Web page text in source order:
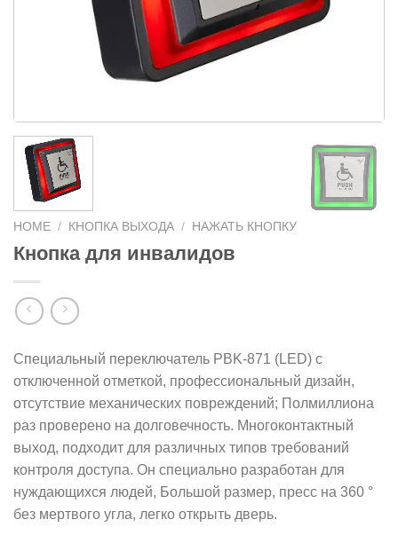
HOME / КНОПКА ВЫХОДА / НАЖАТЬ КНОПКУ
Кнопка для инвалидов
Специальный переключатель PBK-871 (LED) с
отключенной отметкой, профессиональный дизайн,
отсутствие механических повреждений; Полмиллиона
раз проверено на долговечность. Многоконтактный
выход, подходит для различных типов требований
контроля доступа. Он специально разработан для
нуждающихся людей, Большой размер, пресс на 360 °
без мертвого угла, легко открыть дверь.